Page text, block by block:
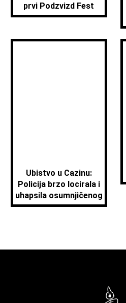
prvi Podzvizd Fest
Ubistvo u Cazinu:
Policija brzo locirala i
uhapsila osumnjičenog